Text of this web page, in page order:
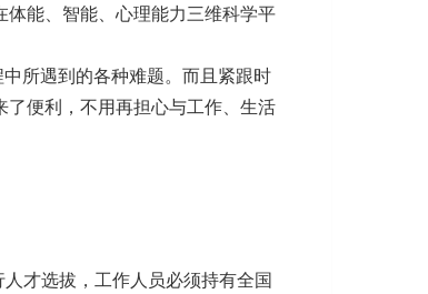
体能、智能、心理能力三维科学平
所遇到的各种难题。而且紧跟时
便利，不用再担心与工作、生活
才选拔，工作人员必须持有全国